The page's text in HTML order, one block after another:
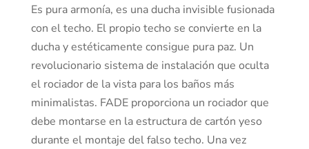
Es pura armonía, es una ducha invisible fusionada
con el techo. El propio techo se convierte en la
ducha y estéticamente consigue pura paz. Un
revolucionario sistema de instalación que oculta
el rociador de la vista para los baños más
minimalistas. FADE proporciona un rociador que
debe montarse en la estructura de cartón yeso
durante el montaje del falso techo. Una vez